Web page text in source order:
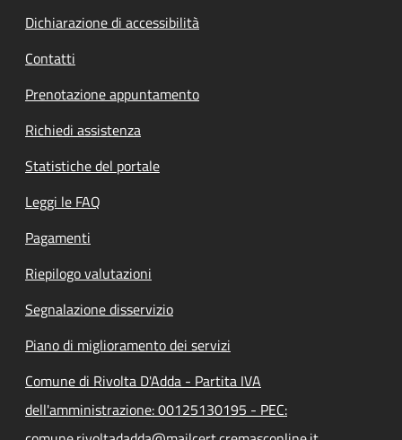
Dichiarazione di accessibilità
Contatti
Prenotazione appuntamento
Richiedi assistenza
Statistiche del portale
Leggi le FAQ
Pagamenti
Riepilogo valutazioni
Segnalazione disservizio
Piano di miglioramento dei servizi
Comune di Rivolta D'Adda - Partita IVA
dell'amministrazione: 00125130195 - PEC: